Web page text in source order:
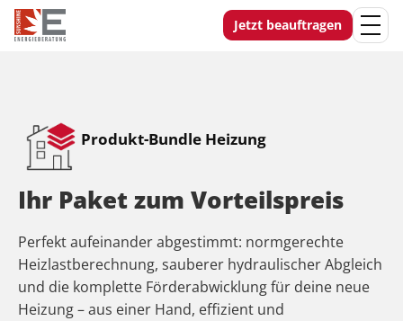
Jetzt beauftragen
Produkt-Bundle Heizung
Ihr Paket zum Vorteilspreis
Perfekt aufeinander abgestimmt: normgerechte
Heizlastberechnung, sauberer hydraulischer Abgleich
und die komplette Förderabwicklung für deine neue
Heizung – aus einer Hand, effizient und